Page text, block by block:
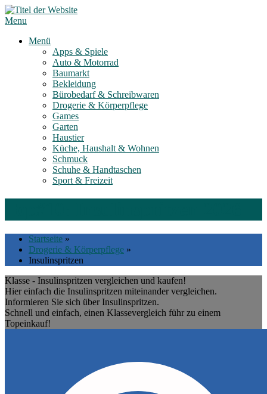
Skip
to
Menu
Menü
Apps & Spiele
Auto & Motorrad
Baumarkt
Bekleidung
Bürobedarf & Schreibwaren
Drogerie & Körperpflege
Games
Garten
Haustier
Küche, Haushalt & Wohnen
Schmuck
Schuhe & Handtaschen
Sport & Freizeit
Startseite »
Drogerie & Körperpflege »
Insulinspritzen
Klasse - Insulinspritzen vergleichen und kaufen!
Hier einfach die Insulinspritzen miteinander vergleichen.
Informieren Sie sich über Insulinspritzen.
Schnell und einfach, einen Klassevergleich führ zu einem
Topeinkauf!